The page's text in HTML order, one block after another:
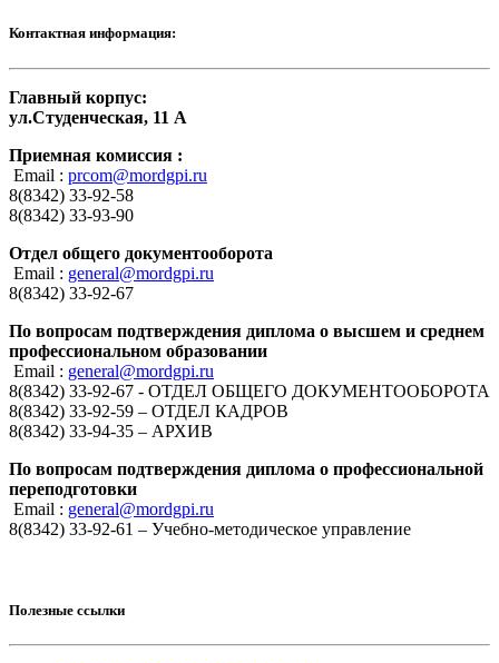
Контактная информация:
Главный корпус:
ул.Студенческая, 11 А
Приемная комиссия :
Email : prcom@mordgpi.ru
8(8342) 33-92-58
8(8342) 33-93-90
Отдел общего документооборота
Email : general@mordgpi.ru
8(8342) 33-92-67
По вопросам подтверждения диплома о высшем и среднем
профессиональном образовании
Email : general@mordgpi.ru
8(8342) 33-92-67 - ОТДЕЛ ОБЩЕГО ДОКУМЕНТООБОРОТА
8(8342) 33-92-59 – ОТДЕЛ КАДРОВ
8(8342) 33-94-35 – АРХИВ
По вопросам подтверждения диплома о профессиональной
переподготовки
Email : general@mordgpi.ru
8(8342) 33-92-61 – Учебно-методическое управление
Полезные ссылки